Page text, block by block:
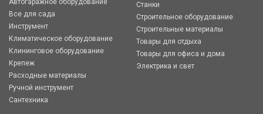
Автогаражное оборудование
Все для сада
Инструмент
Климатическое оборудование
Клининговое оборудование
Крепеж
Расходные материалы
Ручной инструмент
Сантехника
Станки
Строительное оборудование
Строительные материалы
Товары для отдыха
Товары для офиса и дома
Электрика и свет